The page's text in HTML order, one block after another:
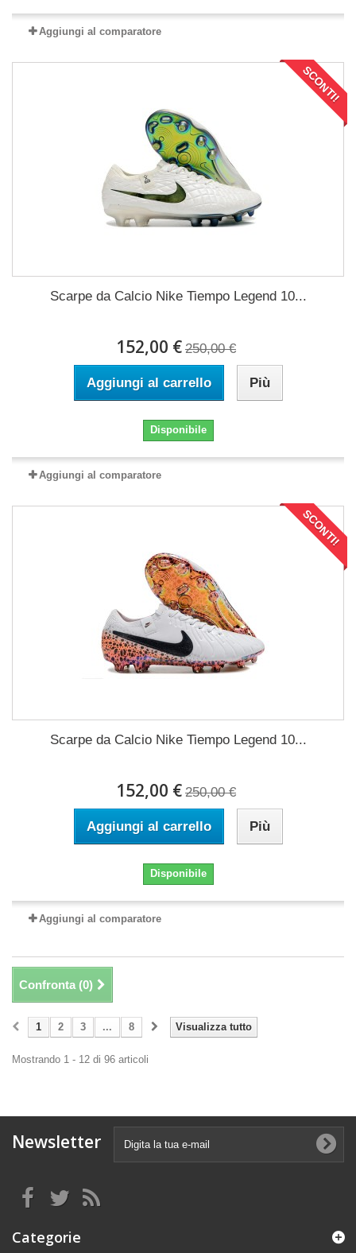
Aggiungi al comparatore
SCONTI!
Scarpe da Calcio Nike Tiempo Legend 10...
152,00 € 250,00 €
Aggiungi al carrello Più
Disponibile
Aggiungi al comparatore
SCONTI!
Scarpe da Calcio Nike Tiempo Legend 10...
152,00 € 250,00 €
Aggiungi al carrello Più
Disponibile
Aggiungi al comparatore
Confronta (0)
Visualizza tutto
1 2 3 ... 8
Mostrando 1 - 12 di 96 articoli
Newsletter
Categorie